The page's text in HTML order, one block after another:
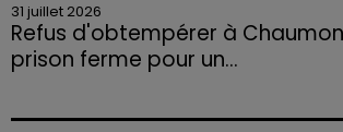
31 juillet 2026
Refus d'obtempérer à
prison ferme pour un...
permis et la confiscation de son